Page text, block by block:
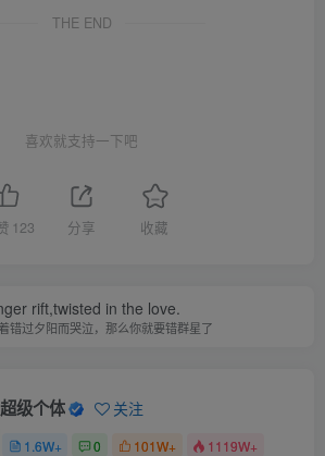
THE END
喜欢就支持一下吧
123 分享 收藏
rift,twisted in the love.
错过夕阳而哭泣，那么你就要错群星了
超级个体 关注
1.6W+ 0 101W+ 1119W+